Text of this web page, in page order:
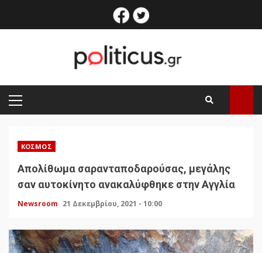
facebook
PRIMARY
MENU
ΚΌΣΜΟΣ
Απολίθωμα σαρανταποδαρούσας, μεγάλης
σαν αυτοκίνητο ανακαλύφθηκε στην Αγγλία
Newsroom 21 Δεκεμβρίου, 2021 - 10:00